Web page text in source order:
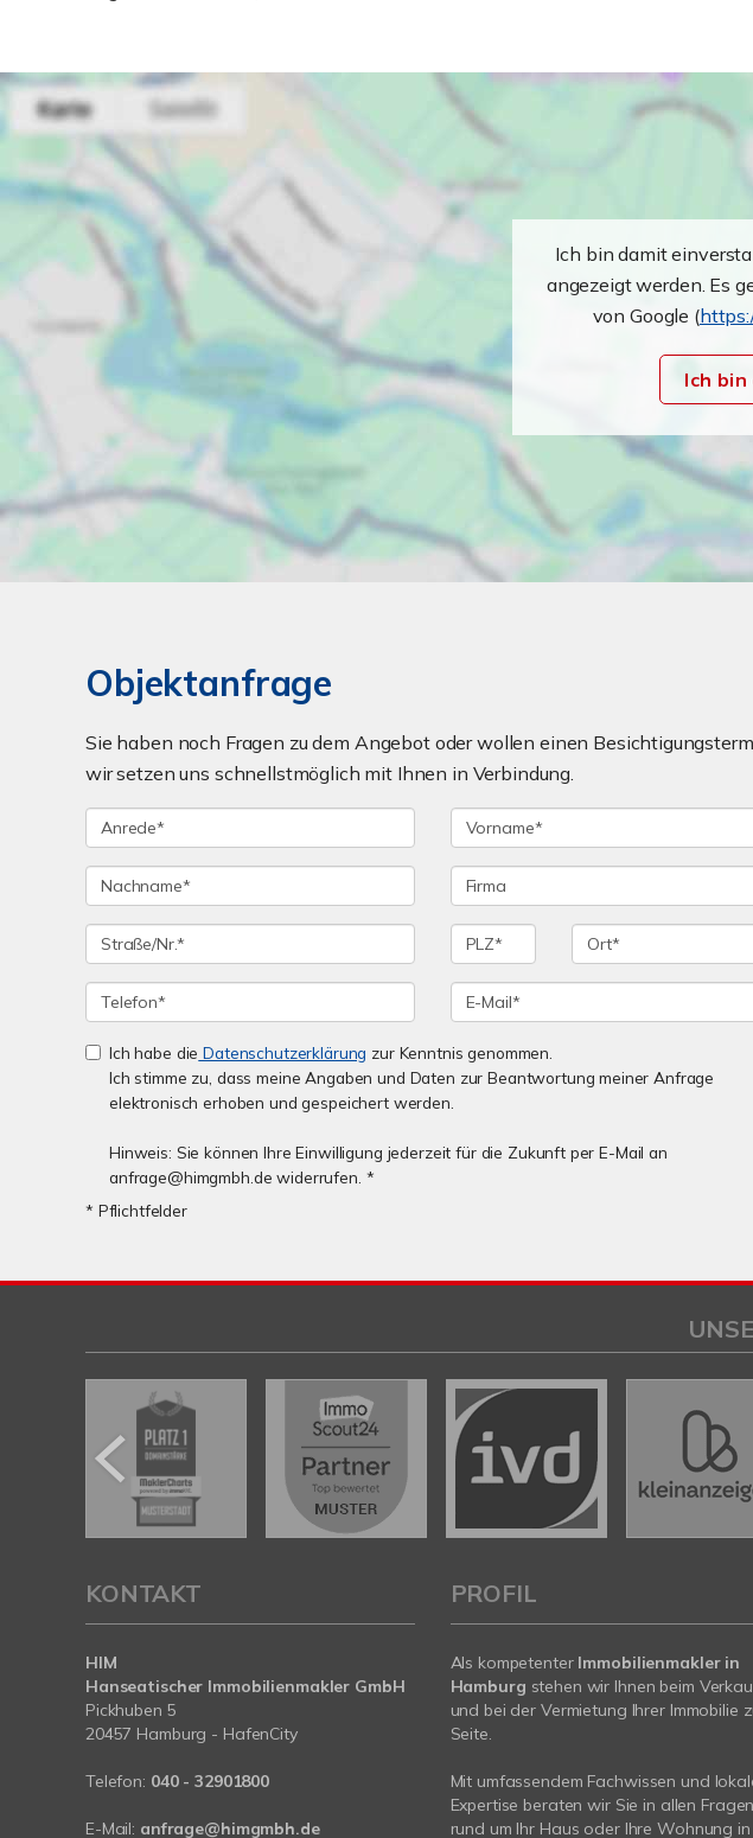
Ich bin damit
angezeigt werden. Es
von Google (
Ich
Objektanfrage
Sie haben noch Fragen zu dem Angebot oder wollen einen
wir setzen uns schnellstmöglich mit Ihnen in Verbindung.
Ich habe die Datenschutzerklärung zur Kenntnis genommen.
Ich stimme zu, dass meine Angaben und Daten zur Beantwortung meiner Anfrage
elektronisch erhoben und gespeichert werden.
Hinweis: Sie können Ihre Einwilligung jederzeit für die Zukunft per E-Mail an
anfrage@himgmbh.de widerrufen. *
* Pflichtfelder
KONTAKT
HIM
Hanseatischer Immobilienmakler GmbH
Pickhuben 5
20457 Hamburg - HafenCity
Telefon: 040 - 32901800
E-Mail: anfrage@himgmbh.de
PROFIL
Als kompetenter Immobilienmakler in
Hamburg stehen wir Ihnen beim
und bei der Vermietung Ihrer Immobilie
Seite.
Mit umfassendem Fachwissen und
Expertise beraten wir Sie in allen Fragen
rund um Ihr Haus oder Ihre Wohnung in